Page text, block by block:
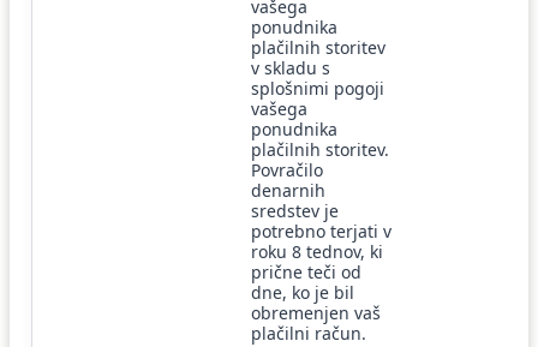
vašega
ponudnika
plačilnih storitev
v skladu s
splošnimi pogoji
vašega
ponudnika
plačilnih storitev.
Povračilo
denarnih
sredstev je
potrebno terjati v
roku 8 tednov, ki
prične teči od
dne, ko je bil
obremenjen vaš
plačilni račun.